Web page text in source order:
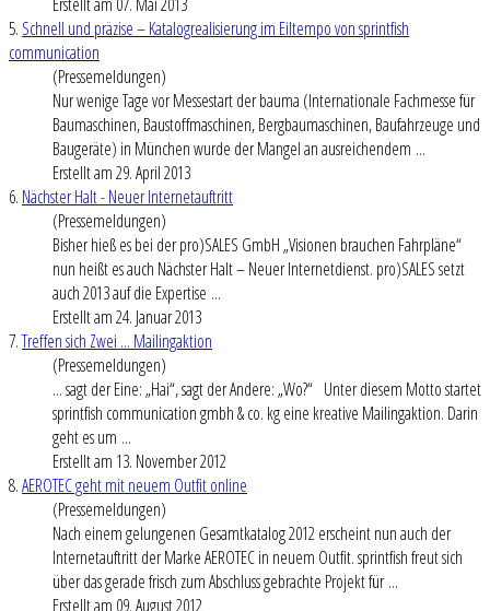
5. Schnell und präzise – Katalogrealisierung im Eiltempo von sprintfish
communication
(Pressemeldungen)
Nur wenige Tage vor Messestart der bauma (Internationale Fachmesse für
Baumaschinen, Baustoffmaschinen, Bergbaumaschinen, Baufahrzeuge und
Baugeräte) in München wurde der Mangel an ausreichendem ...
Erstellt am 29. April 2013
6. Nächster Halt - Neuer Internetauftritt
(Pressemeldungen)
Bisher hieß es bei der pro)SALES GmbH „Visionen brauchen Fahrpläne“
nun heißt es auch Nächster Halt – Neuer Internetdienst. pro)SALES setzt
auch 2013 auf die Expertise ...
Erstellt am 24. Januar 2013
7.Treffen sich Zwei ... Mailingaktion
(Pressemeldungen)
... sagt der Eine: „Hai“, sagt der Andere: „Wo?“ Unter diesem Motto startet
sprintfish communication gmbh & co. kg eine kreative Mailingaktion. Darin
geht es um ...
Erstellt am 13. November 2012
8.AEROTEC geht mit neuem Outfit online
(Pressemeldungen)
Nach einem gelungenen Gesamtkatalog 2012 erscheint nun auch der
Internetauftritt der Marke AEROTEC in neuem Outfit. sprintfish freut sich
über das gerade frisch zum Abschluss gebrachte Projekt für ...
Erstellt am 09. August 2012